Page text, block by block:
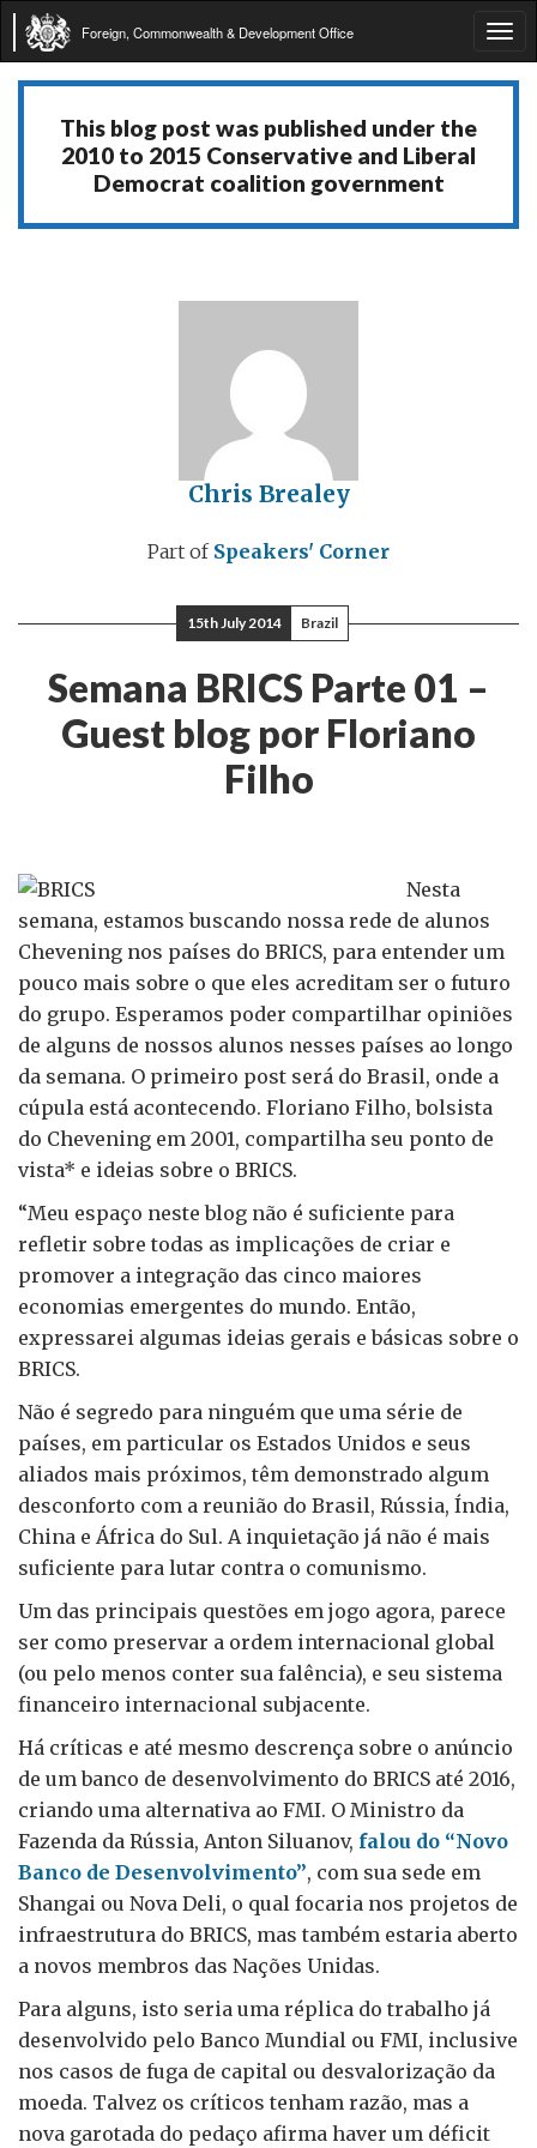
Foreign, Commonwealth & Development Office
This blog post was published under the
2010 to 2015 Conservative and Liberal
Democrat coalition government
Chris Brealey
Part of Speakers' Corner
15th July 2014 Brazil
Semana BRICS Parte 01 –
Guest blog por Floriano
Filho
Nesta
semana, estamos buscando nossa rede de alunos
Chevening nos países do BRICS, para entender um
pouco mais sobre o que eles acreditam ser o futuro
do grupo. Esperamos poder compartilhar opiniões
de alguns de nossos alunos nesses países ao longo
da semana. O primeiro post será do Brasil, onde a
cúpula está acontecendo. Floriano Filho, bolsista
do Chevening em 2001, compartilha seu ponto de
vista* e ideias sobre o BRICS.
“Meu espaço neste blog não é suficiente para
refletir sobre todas as implicações de criar e
promover a integração das cinco maiores
economias emergentes do mundo. Então,
expressarei algumas ideias gerais e básicas sobre o
BRICS.
Não é segredo para ninguém que uma série de
países, em particular os Estados Unidos e seus
aliados mais próximos, têm demonstrado algum
desconforto com a reunião do Brasil, Rússia, Índia,
China e África do Sul. A inquietação já não é mais
suficiente para lutar contra o comunismo.
Um das principais questões em jogo agora, parece
ser como preservar a ordem internacional global
(ou pelo menos conter sua falência), e seu sistema
financeiro internacional subjacente.
Há críticas e até mesmo descrença sobre o anúncio
de um banco de desenvolvimento do BRICS até 2016,
criando uma alternativa ao FMI. O Ministro da
Fazenda da Rússia, Anton Siluanov, falou do “Novo
Banco de Desenvolvimento”, com sua sede em
Shangai ou Nova Deli, o qual focaria nos projetos de
infraestrutura do BRICS, mas também estaria aberto
a novos membros das Nações Unidas.
Para alguns, isto seria uma réplica do trabalho já
desenvolvido pelo Banco Mundial ou FMI, inclusive
nos casos de fuga de capital ou desvalorização da
moeda. Talvez os críticos tenham razão, mas a
nova garotada do pedaço afirma haver um déficit